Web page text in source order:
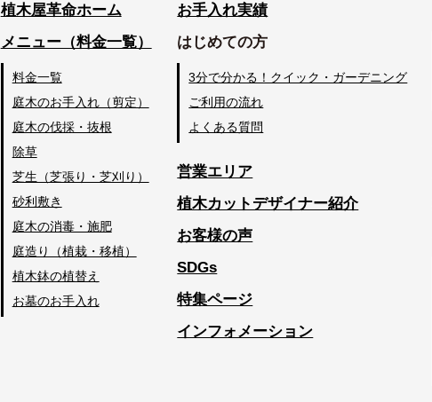
植木屋革命ホーム
メニュー（料金一覧）
料金一覧
庭木のお手入れ（剪定）
庭木の伐採・抜根
除草
芝生（芝張り・芝刈り）
砂利敷き
庭木の消毒・施肥
庭造り（植栽・移植）
植木鉢の植替え
お墓のお手入れ
お手入れ実績
はじめての方
3分で分かる！クイック・ガーデニング
ご利用の流れ
よくある質問
営業エリア
植木カットデザイナー紹介
お客様の声
SDGs
特集ページ
インフォメーション